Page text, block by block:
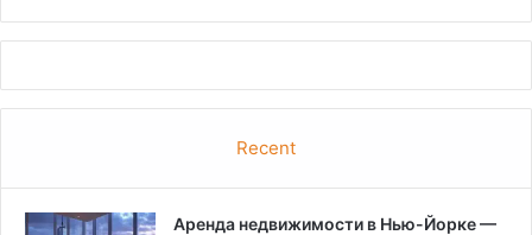
Recent
Аренда недвижимости в Нью-Йорке —